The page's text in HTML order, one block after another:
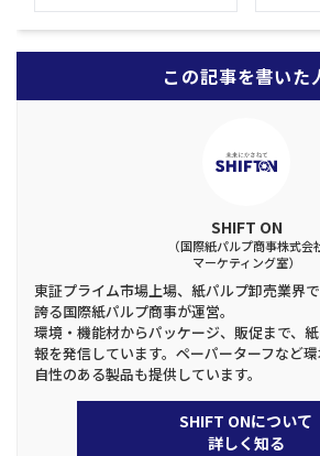
この記事を書いた
SHIFT ON
（国際紙パルプ商事株式会
マーケティング室）
東証プライム市場上場、紙パルプ卸売業界
誇る国際紙パルプ商事が運営。
環境・機能材からパッケージ、販促まで、
報を発信しています。ペーパーターフなど
自性のある製品も提供しています。
SHIFT ONについて
詳しく知る